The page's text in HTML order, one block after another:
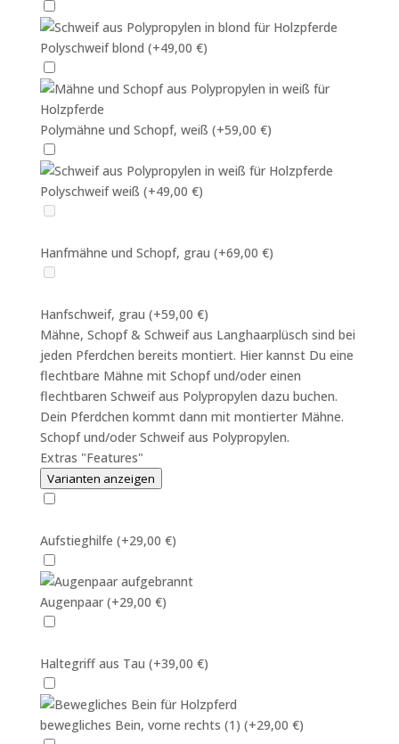
Polyschweif blond (+49,00 €)
Polymähne und Schopf, weiß (+59,00 €)
Polyschweif weiß (+49,00 €)
Hanfmähne und Schopf, grau (+69,00 €)
Hanfschweif, grau (+59,00 €)
Mähne, Schopf & Schweif aus Langhaarplüsch sind bei
jeden Pferdchen bereits montiert. Hier kannst Du eine
flechtbare Mähne mit Schopf und/oder einen
flechtbaren Schweif aus Polypropylen dazu buchen.
Dein Pferdchen kommt dann mit montierter Mähne.
Schopf und/oder Schweif aus Polypropylen.
Extras "Features"
Varianten anzeigen
Aufstieghilfe (+29,00 €)
Augenpaar (+29,00 €)
Haltegriff aus Tau (+39,00 €)
bewegliches Bein, vorne rechts (1) (+29,00 €)